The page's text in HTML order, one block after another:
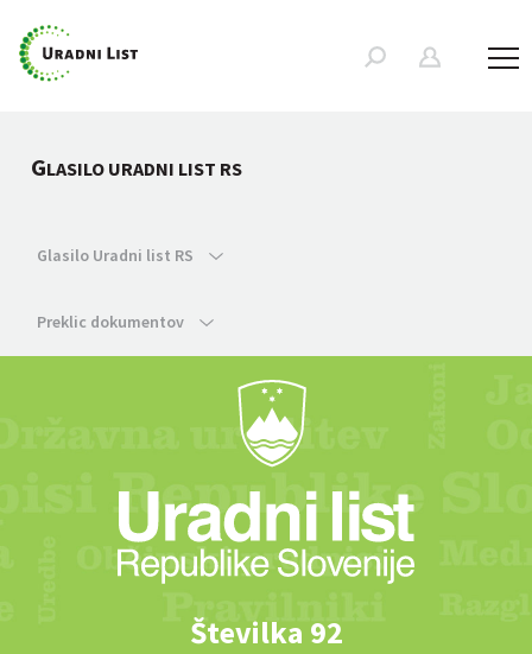
GLASILO URADNI LIST RS
Glasilo Uradni list RS
Preklic dokumentov
Številka 92